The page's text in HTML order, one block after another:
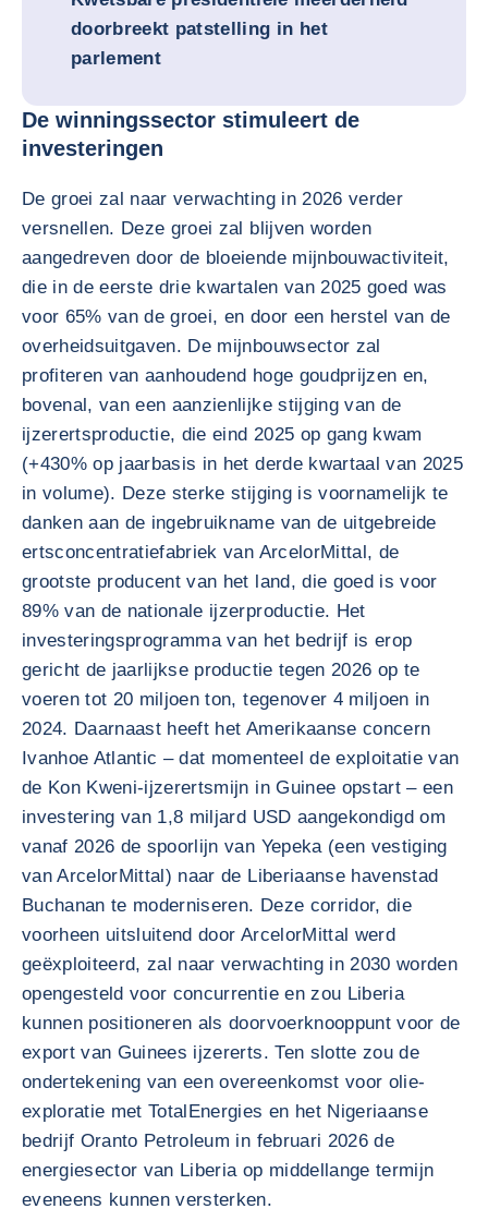
doorbreekt patstelling in het
parlement
De winningssector stimuleert de
investeringen
De groei zal naar verwachting in 2026 verder
versnellen. Deze groei zal blijven worden
aangedreven door de bloeiende mijnbouwactiviteit,
die in de eerste drie kwartalen van 2025 goed was
voor 65% van de groei, en door een herstel van de
overheidsuitgaven. De mijnbouwsector zal
profiteren van aanhoudend hoge goudprijzen en,
bovenal, van een aanzienlijke stijging van de
ijzerertsproductie, die eind 2025 op gang kwam
(+430% op jaarbasis in het derde kwartaal van 2025
in volume). Deze sterke stijging is voornamelijk te
danken aan de ingebruikname van de uitgebreide
ertsconcentratiefabriek van ArcelorMittal, de
grootste producent van het land, die goed is voor
89% van de nationale ijzerproductie. Het
investeringsprogramma van het bedrijf is erop
gericht de jaarlijkse productie tegen 2026 op te
voeren tot 20 miljoen ton, tegenover 4 miljoen in
2024. Daarnaast heeft het Amerikaanse concern
Ivanhoe Atlantic – dat momenteel de exploitatie van
de Kon Kweni-ijzerertsmijn in Guinee opstart – een
investering van 1,8 miljard USD aangekondigd om
vanaf 2026 de spoorlijn van Yepeka (een vestiging
van ArcelorMittal) naar de Liberiaanse havenstad
Buchanan te moderniseren. Deze corridor, die
voorheen uitsluitend door ArcelorMittal werd
geëxploiteerd, zal naar verwachting in 2030 worden
opengesteld voor concurrentie en zou Liberia
kunnen positioneren als doorvoerknooppunt voor de
export van Guinees ijzererts. Ten slotte zou de
ondertekening van een overeenkomst voor olie-
exploratie met TotalEnergies en het Nigeriaanse
bedrijf Oranto Petroleum in februari 2026 de
energiesector van Liberia op middellange termijn
eveneens kunnen versterken.